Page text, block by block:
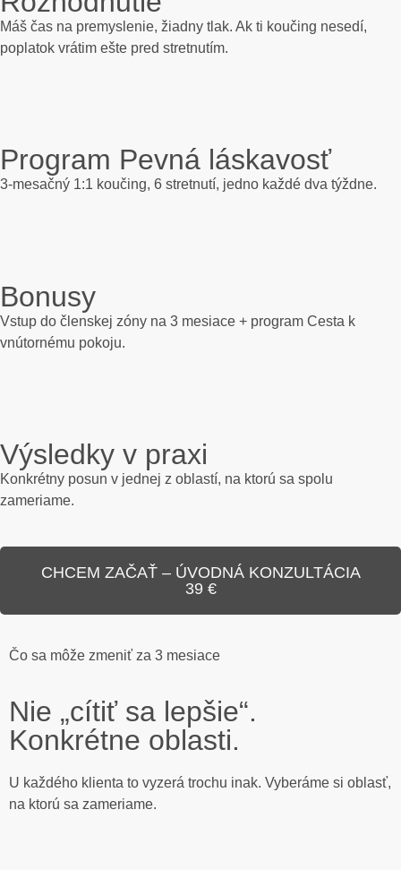
Máš čas na premyslenie, žiadny tlak. Ak ti koučing nesedí,
poplatok vrátim ešte pred stretnutím.
Program Pevná láskavosť
3-mesačný 1:1 koučing, 6 stretnutí, jedno každé dva týždne.
Bonusy
Vstup do členskej zóny na 3 mesiace + program Cesta k
vnútornému pokoju.
Výsledky v praxi
Konkrétny posun v jednej z oblastí, na ktorú sa spolu
zameriame.
CHCEM ZAČAŤ – ÚVODNÁ KONZULTÁCIA
39 €
Čo sa môže zmeniť za 3 mesiace
Nie „cítiť sa lepšie“.
Konkrétne oblasti.
U každého klienta to vyzerá trochu inak. Vyberáme si oblasť,
na ktorú sa zameriame.